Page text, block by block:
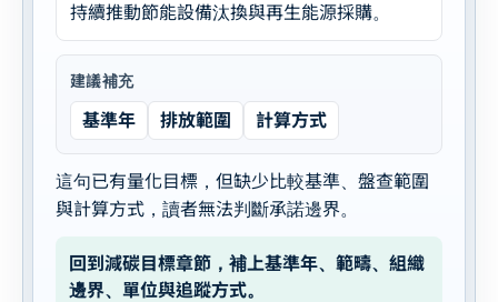
持續推動節能設備汰換與再生能源採購。
建議補充
基準年 排放範圍 計算方式
這句已有量化目標，但缺少比較基準、盤查範圍
與計算方式，讀者無法判斷承諾邊界。
回到減碳目標章節，補上基準年、範疇、組織
邊界、單位與追蹤方式。